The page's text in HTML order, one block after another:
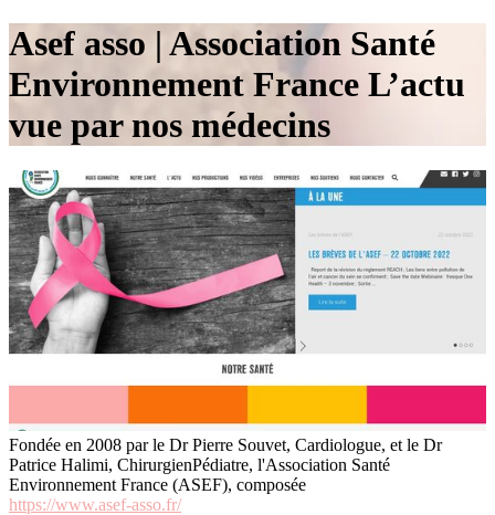
Asef asso | Association Santé
En­viron­ne­ment France L’actu
vue par nos médecins
Fondée en 2008 par le Dr Pierre Souvet, Cardiologue, et le Dr
Patrice Halimi, ChirurgienPédiatre, l'Association Santé
Environnement France (ASEF), composée
https://www.asef-asso.fr/